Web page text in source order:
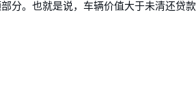
分。也就是说，车辆价值大于未清还贷